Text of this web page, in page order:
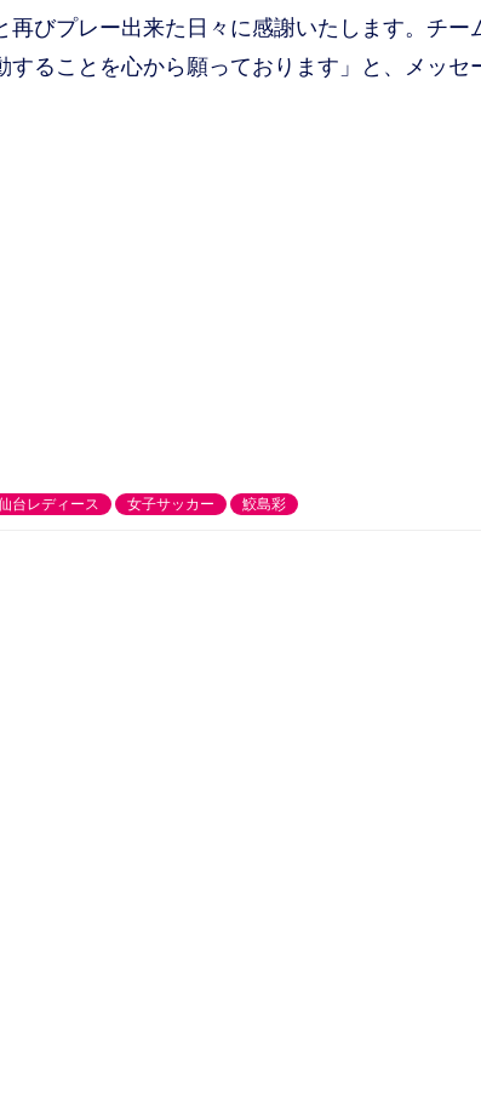
びプレー出来た日々に感謝いたします。チー
ることを心から願っております」と、メッセ
台レディース 女子サッカー 鮫島彩